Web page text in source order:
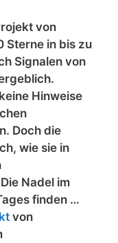
von
Sterne in bis zu
Signalen von
Hinweise
Doch die
wie sie in
Nadel im
finden …
von